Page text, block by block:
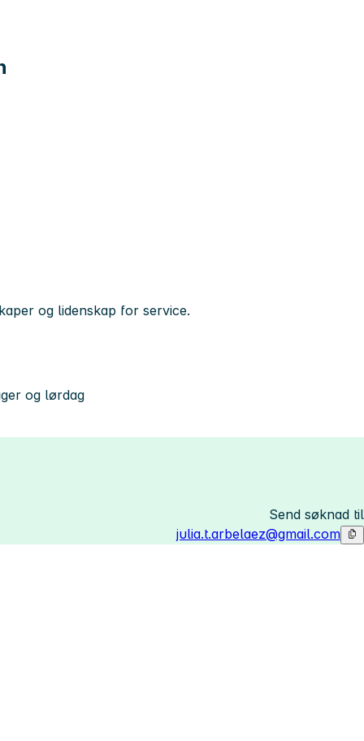
og lidenskap for service.
og lørdag
Send søknad til
julia.t.arbelaez@gmail.com